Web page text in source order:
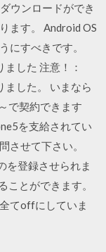
ウンロードができ
ます。 Android OS
にすべきです。
した 注意！：
した。 いまなら
で契約できます
を支給されてい
させて下さい。
を登録させられま
ことができます。
てoffにしていま